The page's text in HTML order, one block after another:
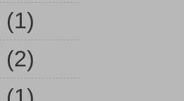
(1)
(2)